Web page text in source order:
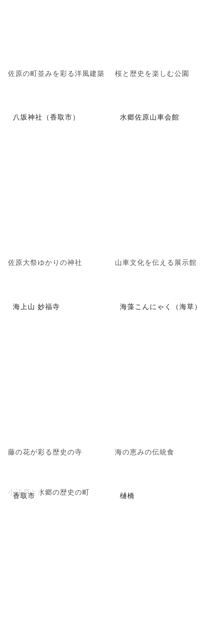
佐原の町並みを彩る洋風建築 桜と歴史を楽しむ公園
八坂神社（香取市）
佐原大祭ゆかりの神社
水郷佐原山車会館
山車文化を伝える展示館
海上山 妙福寺
藤の花が彩る歴史の寺
海藻こんにゃく（海草）
海の恵みの伝統食
香取市
小江戸と水郷の歴史の町 樋橋